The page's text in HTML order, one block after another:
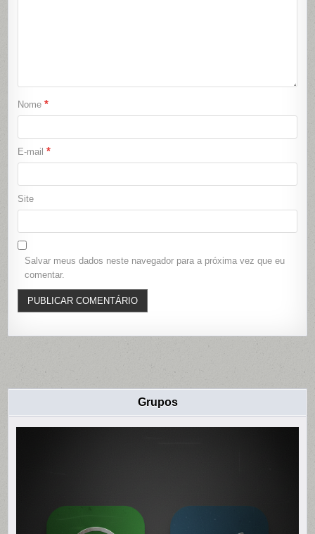
Nome*
E-mail*
Site
Salvar meus dados neste navegador para a próxima vez que eu
comentar.
Grupos